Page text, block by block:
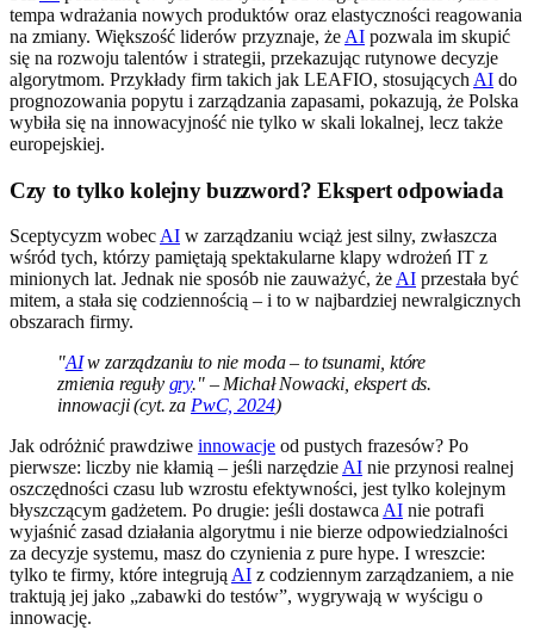
tempa wdrażania nowych produktów oraz elastyczności reagowania
na zmiany. Większość liderów przyznaje, że AI pozwala im skupić
się na rozwoju talentów i strategii, przekazując rutynowe decyzje
algorytmom. Przykłady firm takich jak LEAFIO, stosujących AI do
prognozowania popytu i zarządzania zapasami, pokazują, że Polska
wybiła się na innowacyjność nie tylko w skali lokalnej, lecz także
europejskiej.
Czy to tylko kolejny buzzword? Ekspert odpowiada
Sceptycyzm wobec AI w zarządzaniu wciąż jest silny, zwłaszcza
wśród tych, którzy pamiętają spektakularne klapy wdrożeń IT z
minionych lat. Jednak nie sposób nie zauważyć, że AI przestała być
mitem, a stała się codziennością – i to w najbardziej newralgicznych
obszarach firmy.
"AIw zarządzaniu to nie moda – to tsunami, które
zmienia reguły gry." – Michał Nowacki, ekspert ds.
innowacji (cyt. za PwC, 2024)
Jak odróżnić prawdziwe innowacje od pustych frazesów? Po
pierwsze: liczby nie kłamią – jeśli narzędzie AI nie przynosi realnej
oszczędności czasu lub wzrostu efektywności, jest tylko kolejnym
błyszczącym gadżetem. Po drugie: jeśli dostawca AI nie potrafi
wyjaśnić zasad działania algorytmu i nie bierze odpowiedzialności
za decyzje systemu, masz do czynienia z pure hype. I wreszcie:
tylko te firmy, które integrują AI z codziennym zarządzaniem, a nie
traktują jej jako „zabawki do testów”, wygrywają w wyścigu o
innowację.